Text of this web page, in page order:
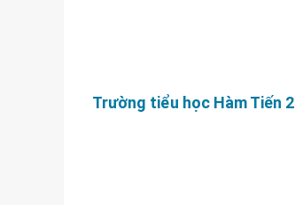
Trường tiểu học Hàm Tiến 2